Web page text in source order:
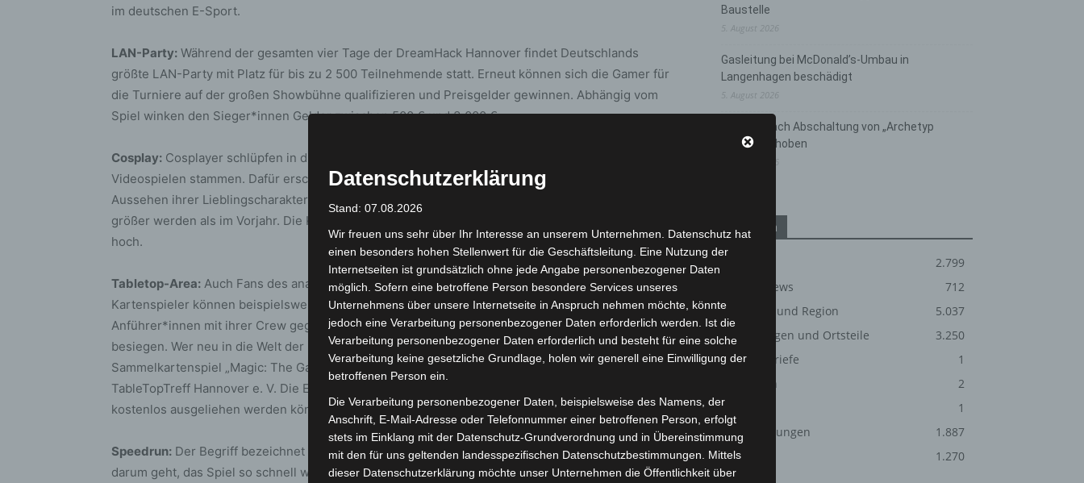
im deutschen E-Sport.
LAN-Party: Während der gesamten vier Tage der DreamHack Hannover findet Deutschlands
größte LAN-Party mit Platz für bis zu 2 500 Teilnehmende statt. Erneut können sich die Gamer für
die Turniere auf der großen Showbühne qualifizieren und Preisgelder gewinnen. Abhängig vom
Spiel winken den Sieger*innen Gelder zwischen 500 € und 3 000 €.
Cosplay: Cosplayer schlüpfen in die Rolle fiktiver Charaktere, die unter anderem aus
Videospielen stammen. Dafür erschaffen sie aufwendige und detailreiche Kostüme, die auf dem
Aussehen ihrer Lieblingscharaktere basieren. 30 Teilnehmende lassen den Cosplay Contest noch
größer werden als im Vorjahr. Die Konkurrenz um den Preispool von 5 000 Euro ist entsprechend
hoch.
Tabletop-Area: Auch Fans des analogen Gamings kommen wieder voll auf ihre Kosten.
Kartenspieler können beispielsweise beim One Piece Treasure Cup teilnehmen. Dort treten zwei
Anführer*innen mit ihrer Crew gegeneinander an. Ziel ist es, den gegnerischen Anführer zu
besiegen. Wer neu in die Welt der Kartenspiele eintauchen möchte, kann in der Demo Booth das
Sammelkartenspiel „Magic: The Gathering“ erlernen. Fans von Brettspielen betreut der
TableTopTreff Hannover e. V. Die Entwickler stellen eine Vielzahl von Spielen, die vor Ort
kostenlos ausgeliehen werden können.
Speedrun: Der Begriff bezeichnet einen auf Schnelligkeit ausgerichteten Spielstil, bei dem es
darum geht, das Spiel so schnell wie möglich zu beenden. Eine Neuigkeit bietet der Charity-
Baustelle
5. August 2026
Gasleitung bei McDonald’s-Umbau in
Langenhagen beschädigt
5. August 2026
Anklage nach Abschaltung von „Archetyp
Market“ erhoben
Kategorien
2.799
Corona-News
712
Hannover und Region
5.037
Langenhagen und Ortsteile
3.250
Leserbriefe
1
Menschen
2
Über uns
1
Veranstaltungen
1.887
Welt
1.270
Datenschutzerklärung
Stand: 07.08.2026
Wir freuen uns sehr über Ihr Interesse an unserem Unternehmen. Datenschutz hat
einen besonders hohen Stellenwert für die Geschäftsleitung. Eine Nutzung der
Internetseiten ist grundsätzlich ohne jede Angabe personenbezogener Daten
möglich. Sofern eine betroffene Person besondere Services unseres
Unternehmens über unsere Internetseite in Anspruch nehmen möchte, könnte
jedoch eine Verarbeitung personenbezogener Daten erforderlich werden. Ist die
Verarbeitung personenbezogener Daten erforderlich und besteht für eine solche
Verarbeitung keine gesetzliche Grundlage, holen wir generell eine Einwilligung der
betroffenen Person ein.
Die Verarbeitung personenbezogener Daten, beispielsweise des Namens, der
Anschrift, E-Mail-Adresse oder Telefonnummer einer betroffenen Person, erfolgt
stets im Einklang mit der Datenschutz-Grundverordnung und in Übereinstimmung
mit den für uns geltenden landesspezifischen Datenschutzbestimmungen. Mittels
dieser Datenschutzerklärung möchte unser Unternehmen die Öffentlichkeit über